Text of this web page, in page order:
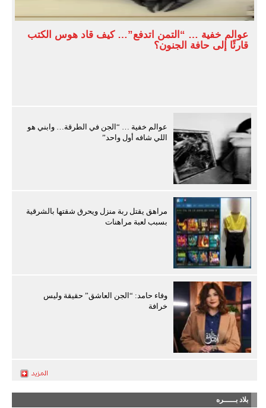
عوالم خفية … “التمن اتدفع”… كيف قاد هوس الكتب
قارئًا إلى حافة الجنون؟
عوالم خفية … “الجن في الطرقة… وابني هو
اللي شافه أول واحد”
مراهق يقتل ربة منزل ويحرق شقتها بالشرقية
بسبب لعبة مراهنات
وفاء حامد: “الجن العاشق” حقيقة وليس
خرافة
بلاد بـــــره